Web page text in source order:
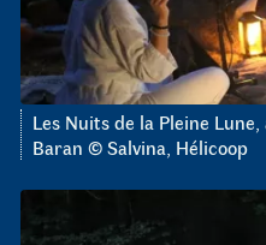
Les Nuits de la Pleine
Baran © Salvina, Hélicoop